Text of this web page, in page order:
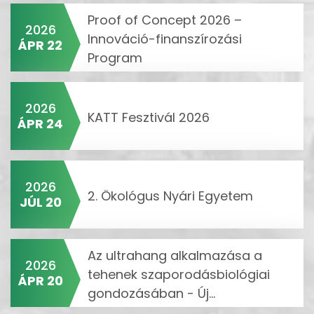
2026
ÁPR 22
Proof of Concept 2026 –
Innováció-finanszírozási
Program
2026
ÁPR 24
KATT Fesztivál 2026
2026
JÚL 20
2. Ökológus Nyári Egyetem
2026
ÁPR 20
Az ultrahang alkalmazása a
tehenek szaporodásbiológiai
gondozásában - Új...